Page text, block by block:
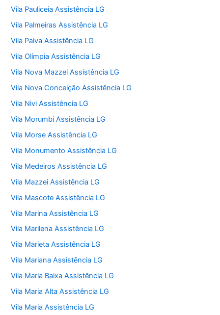
Vila Pauliceia Assistência LG
Vila Palmeiras Assistência LG
Vila Paiva Assistência LG
Vila Olímpia Assistência LG
Vila Nova Mazzei Assistência LG
Vila Nova Conceição Assistência LG
Vila Nivi Assistência LG
Vila Morumbi Assistência LG
Vila Morse Assistência LG
Vila Monumento Assistência LG
Vila Medeiros Assistência LG
Vila Mazzei Assistência LG
Vila Mascote Assistência LG
Vila Marina Assistência LG
Vila Marilena Assistência LG
Vila Marieta Assistência LG
Vila Mariana Assistência LG
Vila Maria Baixa Assistência LG
Vila Maria Alta Assistência LG
Vila Maria Assistência LG